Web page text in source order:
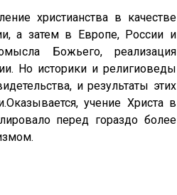
христианства в качестве
а затем в Европе, России и
Божьего, реализация
Но историки и религиоведы
и результаты этих
учение Христа в
перед гораздо более